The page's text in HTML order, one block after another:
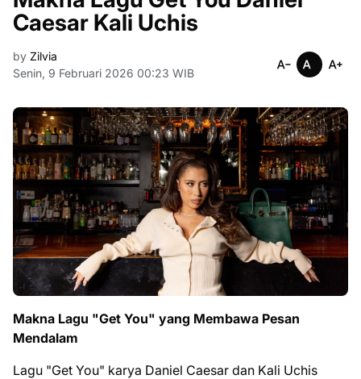
Caesar Kali Uchis
by Zilvia
Senin, 9 Februari 2026 00:23 WIB
Makna Lagu "Get You" yang Membawa Pesan
Mendalam
Lagu "Get You" karya Daniel Caesar dan Kali Uchis